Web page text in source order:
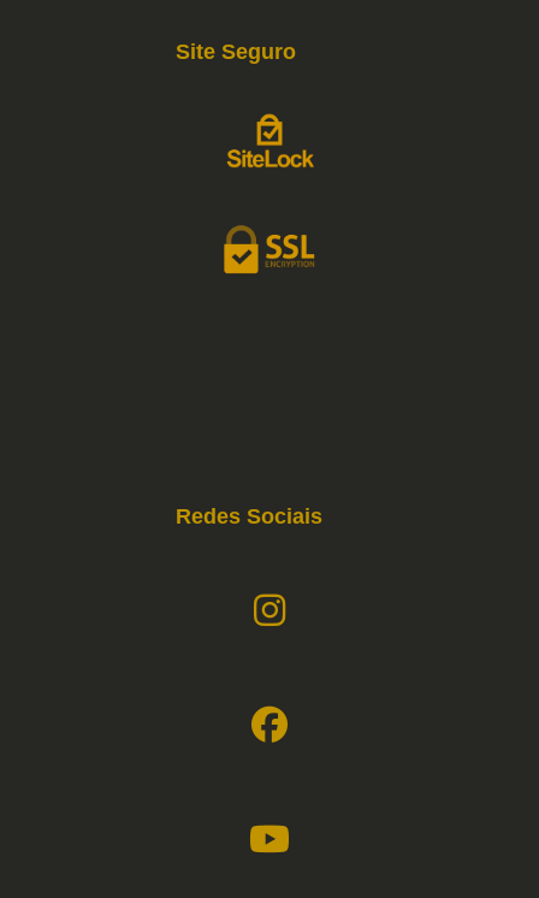
Site Seguro
Redes Sociais